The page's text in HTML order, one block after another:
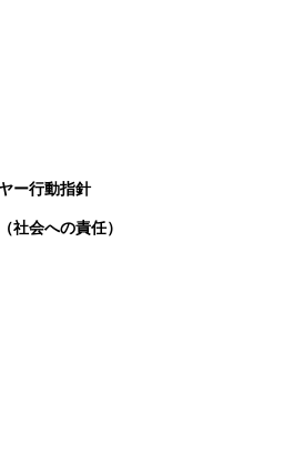
ー行動指針
社会への責任）